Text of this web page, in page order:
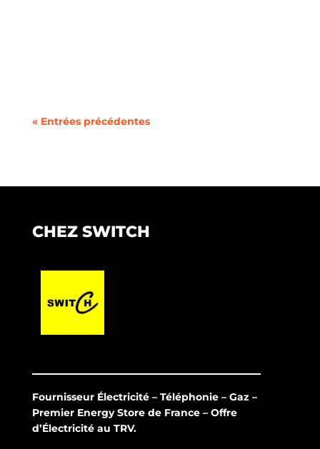
« Entrées précédentes
CHEZ SWITCH
Fournisseur Électricité – Téléphonie – Gaz –
Premier Energy Store de France – Offre
d’Électricité au TRV.